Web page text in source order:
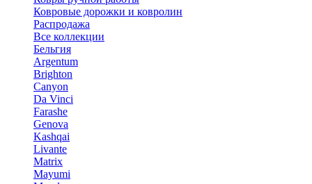
Ковровые дорожки и ковролин
Распродажа
Все коллекции
Бельгия
Argentum
Brighton
Canyon
Da Vinci
Farashe
Genova
Kashqai
Livante
Matrix
Mayumi